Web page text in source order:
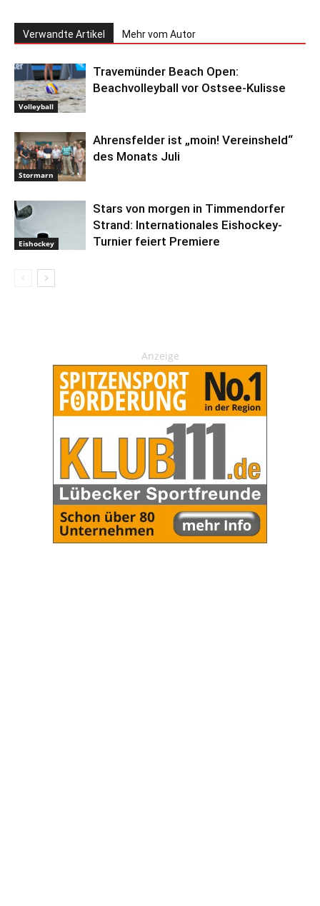
Verwandte Artikel Mehr vom Autor
Volleyball
Travemünder Beach Open:
Beachvolleyball vor Ostsee-Kulisse
Stormarn
Ahrensfelder ist „moin! Vereinsheld“
des Monats Juli
Eishockey
Stars von morgen in Timmendorfer
Strand: Internationales Eishockey-
Turnier feiert Premiere
Anzeige